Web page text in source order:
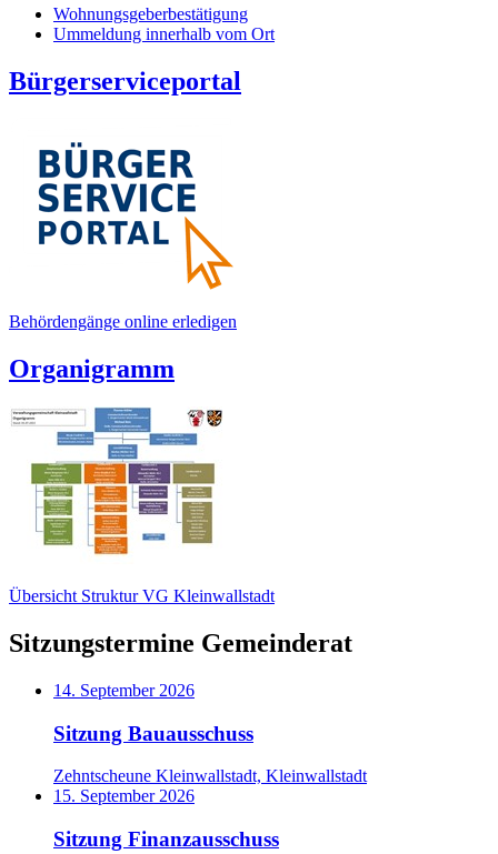
Wohnungsgeberbestätigung
Ummeldung innerhalb vom Ort
Bürgerserviceportal
Behördengänge online erledigen
Organigramm
Übersicht Struktur VG Kleinwallstadt
Sitzungstermine Gemeinderat
14. September 2026
Sitzung Bauausschuss
Zehntscheune Kleinwallstadt, Kleinwallstadt
15. September 2026
Sitzung Finanzausschuss